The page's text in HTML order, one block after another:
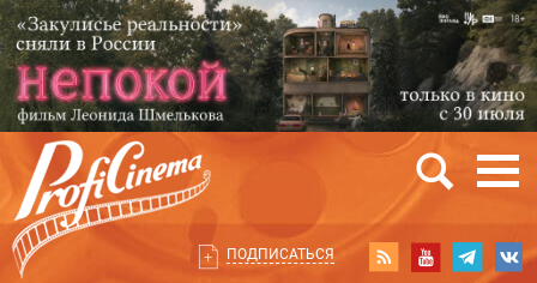
ПОДПИСАТЬСЯ